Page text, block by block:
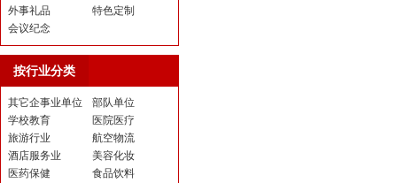
外事礼品
特色定制
会议纪念
按行业分类
其它企事业单位
部队单位
学校教育
医院医疗
旅游行业
航空物流
酒店服务业
美容化妆
医药保健
食品饮料